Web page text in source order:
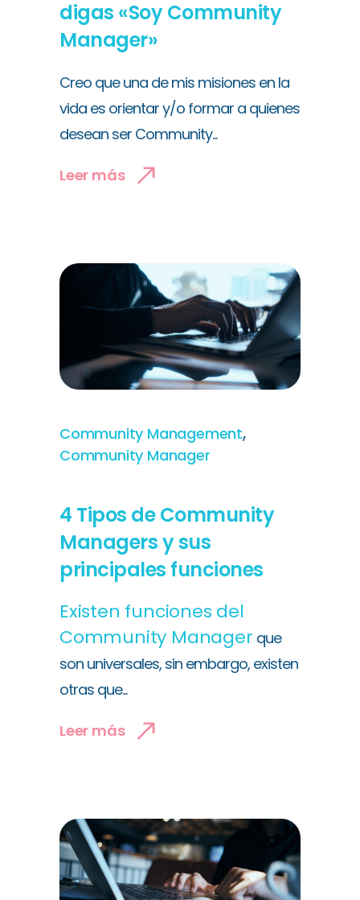
digas «Soy Community
Manager»
Creo que una de mis misiones en la
vida es orientar y/o formar a quienes
desean ser Community...
Leer más
Community Management,
Community Manager
4 Tipos de Community
Managers y sus
principales funciones
Existen funciones del
Community Manager que
son universales, sin embargo, existen
otras que...
Leer más